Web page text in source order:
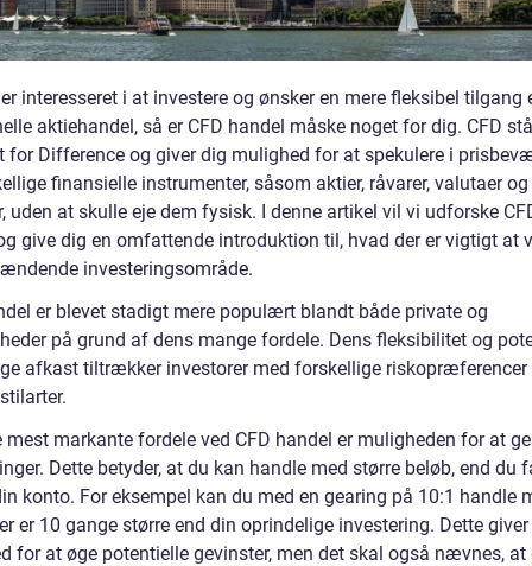
interesseret i at investere og ønsker en mere fleksibel tilgang
aktiehandel, så er CFD handel måske noget for dig. CFD
for Difference og giver dig mulighed for at spekulere i
finansielle instrumenter, såsom aktier, råvarer, valutaer og
uden at skulle eje dem fysisk. I denne artikel vil vi udforske
give dig en omfattende introduktion til, hvad der er vigtigt at
investeringsområde.
er blevet stadigt mere populært blandt både private og
på grund af dens mange fordele. Dens fleksibilitet og
afkast tiltrækker investorer med forskellige riskopræferencer
mest markante fordele ved CFD handel er muligheden for at
Dette betyder, at du kan handle med større beløb, end du
konto. For eksempel kan du med en gearing på 10:1 handle
er 10 gange større end din oprindelige investering. Dette
for at øge potentielle gevinster, men det skal også nævnes, at